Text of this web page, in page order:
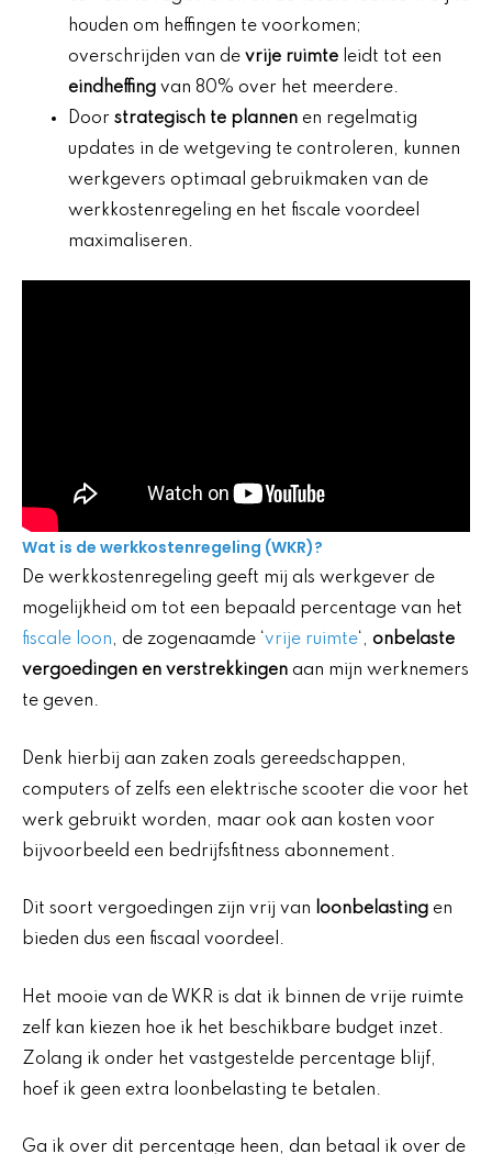
houden om heffingen te voorkomen;
overschrijden van de vrije ruimte leidt tot een
eindheffing van 80% over het meerdere.
Door strategisch te plannen en regelmatig
updates in de wetgeving te controleren, kunnen
werkgevers optimaal gebruikmaken van de
werkkostenregeling en het fiscale voordeel
maximaliseren.
Wat is de werkkostenregeling (WKR)?
De werkkostenregeling geeft mij als werkgever de
mogelijkheid om tot een bepaald percentage van het
fiscale loon, de zogenaamde ‘ vrije ruimte ‘, onbelaste
vergoedingen en verstrekkingen aan mijn werknemers
te geven.
Denk hierbij aan zaken zoals gereedschappen,
computers of zelfs een elektrische scooter die voor het
werk gebruikt worden, maar ook aan kosten voor
bijvoorbeeld een bedrijfsfitness abonnement.
Dit soort vergoedingen zijn vrij van loonbelasting en
bieden dus een fiscaal voordeel.
Het mooie van de WKR is dat ik binnen de vrije ruimte
zelf kan kiezen hoe ik het beschikbare budget inzet.
Zolang ik onder het vastgestelde percentage blijf,
hoef ik geen extra loonbelasting te betalen.
Ga ik over dit percentage heen, dan betaal ik over de